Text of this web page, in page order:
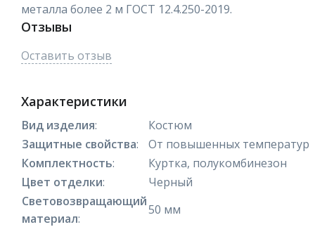
металла более 2 м ГОСТ 12.4.250-2019.
Отзывы
Оставить отзыв
Характеристики
Вид изделия:
Костюм
Защитные свойства:
От повышенных температур
Комплектность:
Куртка, полукомбинезон
Цвет отделки:
Черный
Световозвращающий
материал:
50 мм